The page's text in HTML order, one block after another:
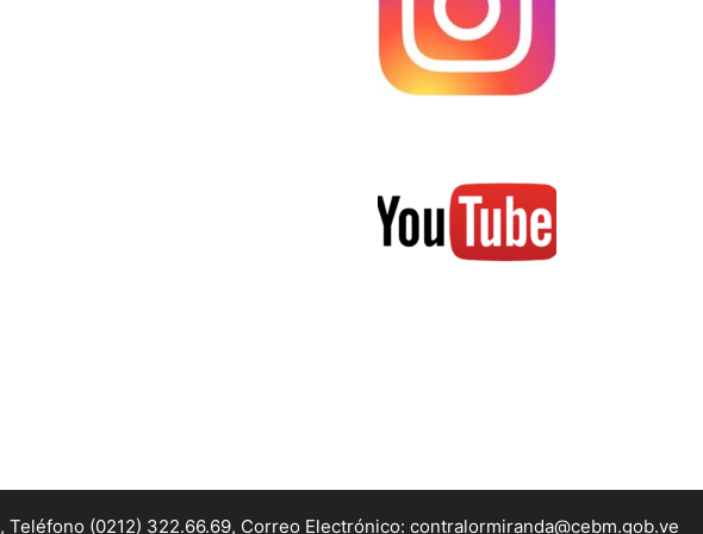
Teléfono (0212) 322.66.69, Correo Electrónico: contralormiranda@cebm.gob.ve